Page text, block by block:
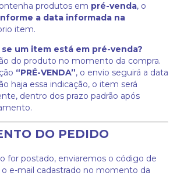
produtos em pré-venda, o
a data informada na
item.
um item está em pré-venda?
do produto no momento da compra.
“PRÉ-VENDA”, o envio seguirá a data
haja essa indicação, o item será
dentro dos prazo padrão após
DO PEDIDO
for postado, enviaremos o código de
e-mail cadastrado no momento da